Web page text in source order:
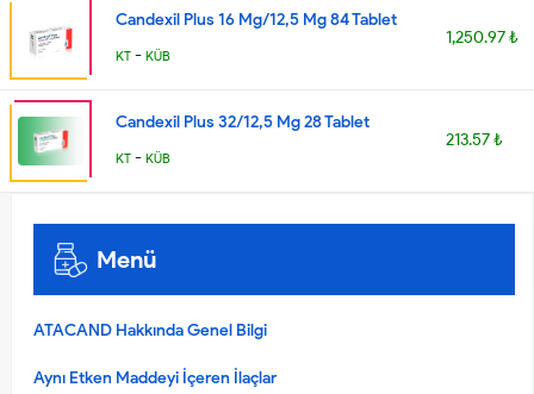
Candexil Plus 16 Mg/12,5 Mg 84 Tablet
KT - KÜB
1,250.97 ₺
Candexil Plus 32/12,5 Mg 28 Tablet
KT - KÜB
213.57 ₺
Menü
ATACAND Hakkında Genel Bilgi
Aynı Etken Maddeyi İçeren İlaçlar